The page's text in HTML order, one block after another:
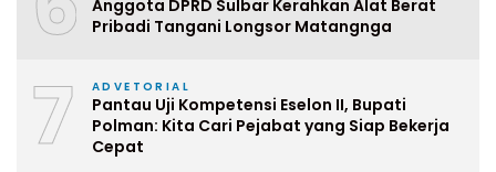
Anggota DPRD Sulbar Kerahkan Alat Berat
Pribadi Tangani Longsor Matangnga
7 ADVETORIAL
Pantau Uji Kompetensi Eselon II, Bupati
Polman: Kita Cari Pejabat yang Siap Bekerja
Cepat